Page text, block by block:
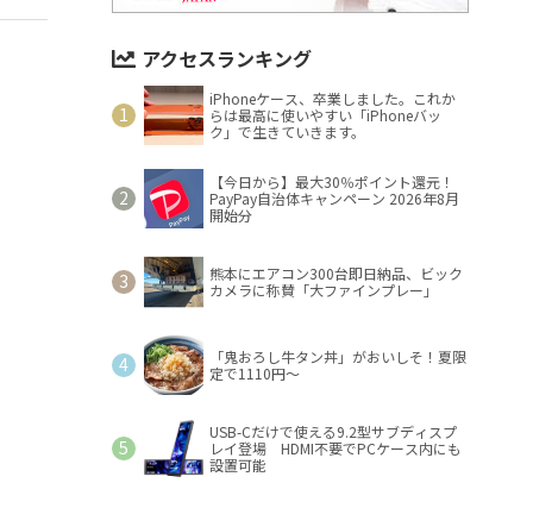
アクセスランキング
iPhoneケース、卒業しました。これか
らは最高に使いやすい「iPhoneバッ
ク」で生きていきます。
【今日から】最大30％ポイント還元！
PayPay自治体キャンペーン 2026年8月
開始分
熊本にエアコン300台即日納品、ビック
カメラに称賛「大ファインプレー」
「鬼おろし牛タン丼」がおいしそ！夏限
定で1110円～
USB-Cだけで使える9.2型サブディスプ
レイ登場 HDMI不要でPCケース内にも
設置可能